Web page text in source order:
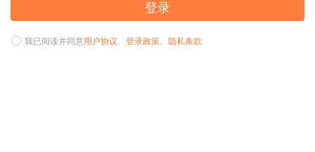
登录
我已阅读并同意用户协议、 登录政策、 隐私条款